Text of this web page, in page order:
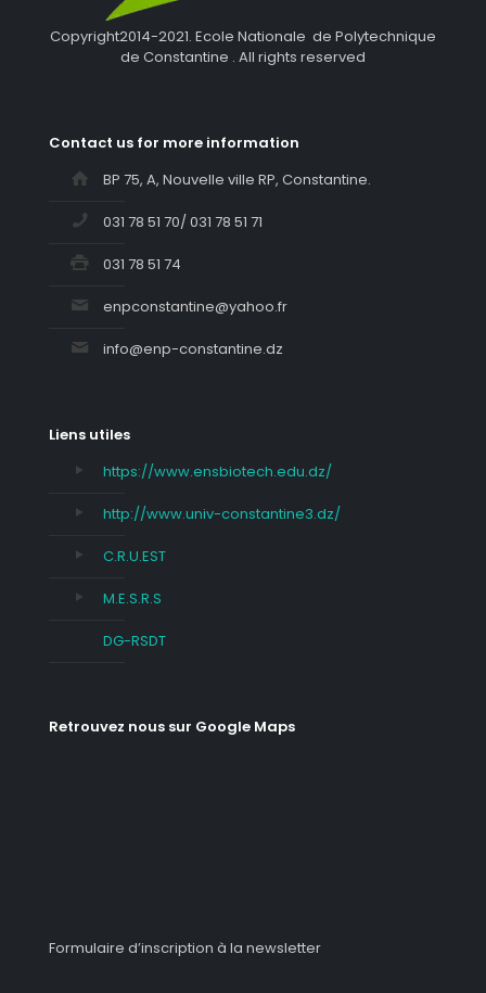
Copyright2014-2021. Ecole Nationale de Polytechnique
de Constantine . All rights reserved
Contact us for more information
BP 75, A, Nouvelle ville RP, Constantine.
031 78 51 70/ 031 78 51 71
031 78 51 74
enpconstantine@yahoo.fr
info@enp-constantine.dz
Liens utiles
https://www.ensbiotech.edu.dz/
http://www.univ-constantine3.dz/
C.R.U.EST
M.E.S.R.S
DG-RSDT
Retrouvez nous sur Google Maps
Formulaire d’inscription à la newsletter